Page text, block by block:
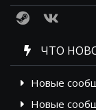
Steam
ЧТО
Новые
Новые